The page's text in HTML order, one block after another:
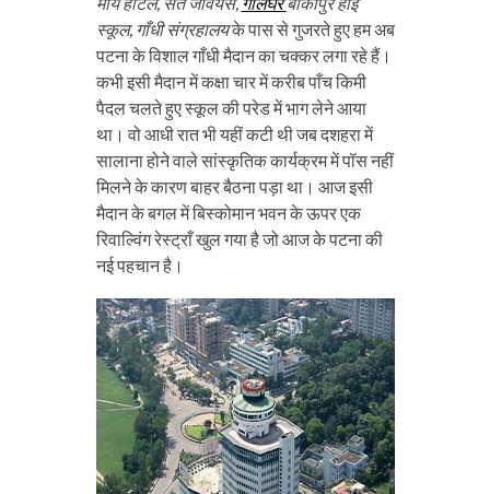
स्कूल, गाँधी संग्रहालयके पास से गुजरते हुए हम अब
पटना के विशाल गाँधी मैदान का चक्कर लगा रहे हैं।
कभी इसी मैदान में कक्षा चार में करीब पाँच किमी
पैदल चलते हुए स्कूल की परेड में भाग लेने आया
था। वो आधी रात भी यहीं कटी थी जब दशहरा में
सालाना होने वाले सांस्कृतिक कार्यक्रम में पॉस नहीं
मिलने के कारण बाहर बैठना पड़ा था। आज इसी
मैदान के बगल में बिस्कोमान भवन के ऊपर एक
रिवाल्विंग रेस्ट्राँ खुल गया है जो आज के पटना की
नई पहचान है।